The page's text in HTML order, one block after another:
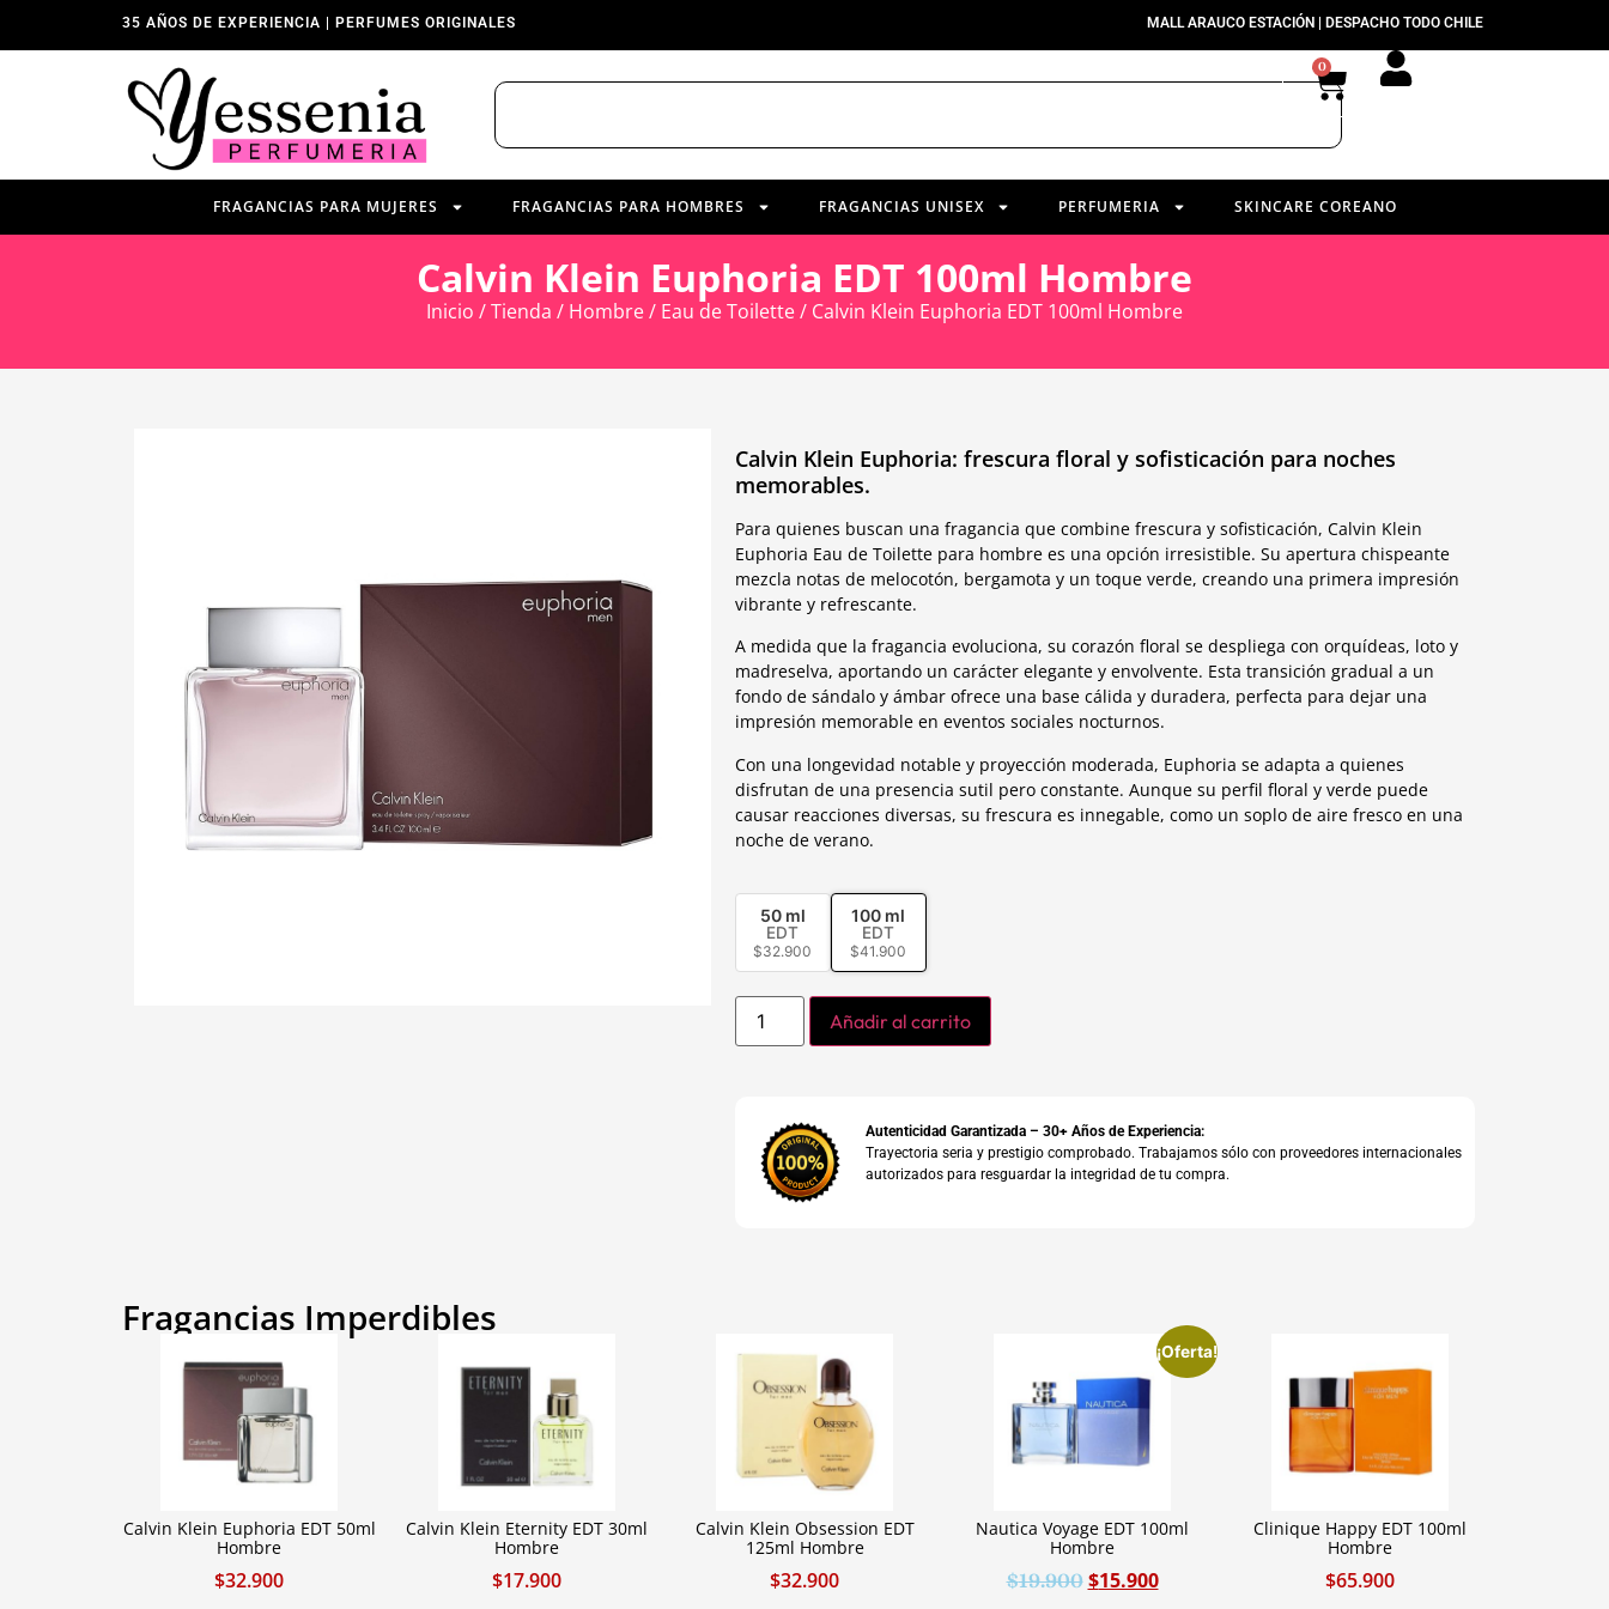
35 AÑOS DE EXPERIENCIA | PERFUMES ORIGINALES MALL ARAUCO ESTACIÓN | DESPACHO TODO CHILE
0
FRAGANCIAS PARA MUJERES FRAGANCIAS PARA HOMBRES FRAGANCIAS UNISEX PERFUMERIA SKINCARE COREANO
Calvin Klein Euphoria EDT 100ml Hombre
Inicio /Tienda / Hombre/ Eau de Toilette/ Calvin Klein Euphoria EDT 100ml Hombre
Calvin Klein Euphoria: frescura floral y sofisticación para noches
memorables.
Para quienes buscan una fragancia que combine frescura y sofisticación, Calvin Klein
Euphoria Eau de Toilette para hombre es una opción irresistible. Su apertura chispeante
mezcla notas de melocotón, bergamota y un toque verde, creando una primera impresión
vibrante y refrescante.
A medida que la fragancia evoluciona, su corazón floral se despliega con orquídeas, loto y
madreselva, aportando un carácter elegante y envolvente. Esta transición gradual a un
fondo de sándalo y ámbar ofrece una base cálida y duradera, perfecta para dejar una
impresión memorable en eventos sociales nocturnos.
Con una longevidad notable y proyección moderada, Euphoria se adapta a quienes
disfrutan de una presencia sutil pero constante. Aunque su perfil floral y verde puede
causar reacciones diversas, su frescura es innegable, como un soplo de aire fresco en una
noche de verano.
50 ml
EDT
$32.900
100 ml
EDT
$41.900
Añadir al carrito
Autenticidad Garantizada – 30+ Años de Experiencia:
Trayectoria seria y prestigio comprobado. Trabajamos sólo con proveedores internacionales
autorizados para resguardar la integridad de tu compra.
Fragancias Imperdibles
Calvin Klein Euphoria EDT 50ml
Hombre
$32.900
Calvin Klein Eternity EDT 30ml
Hombre
$17.900
Calvin Klein Obsession EDT
125ml Hombre
$32.900
¡Oferta!
Nautica Voyage EDT 100ml
Hombre
$19.900 $15.900
Clinique Happy EDT 100ml
Hombre
$65.900